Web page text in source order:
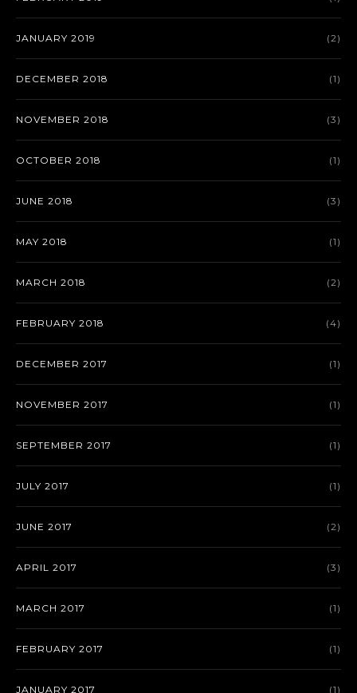
JANUARY 2019 (2)
DECEMBER 2018 (1)
NOVEMBER 2018 (3)
OCTOBER 2018 (1)
JUNE 2018 (3)
MAY 2018 (1)
MARCH 2018 (2)
FEBRUARY 2018 (4)
DECEMBER 2017 (1)
NOVEMBER 2017 (1)
SEPTEMBER 2017 (1)
JULY 2017 (1)
JUNE 2017 (2)
APRIL 2017 (3)
MARCH 2017 (1)
FEBRUARY 2017 (1)
JANUARY 2017 (1)